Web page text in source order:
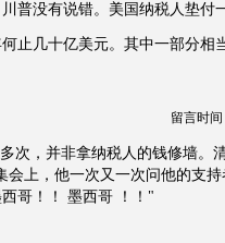
普没有说错。美国纳税人垫付
止几十亿美元。其中一部分相
留言时间
次，并非拿纳税人的钱修墙。
会上，他一次又一次问他的支
哥！！ 墨西哥 ！！"